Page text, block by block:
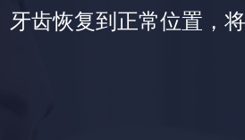
牙齿恢复到正常位置，